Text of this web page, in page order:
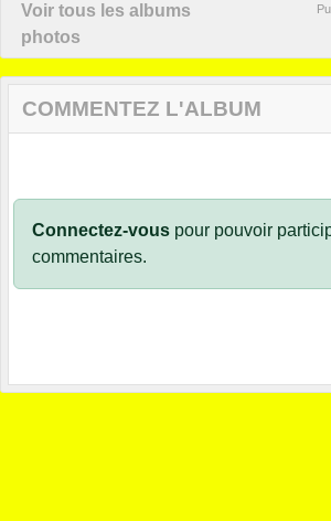
Voir tous les albums
photos
COMMENTEZ L'ALBUM
Connectez-vous pour pouvoir
commentaires.